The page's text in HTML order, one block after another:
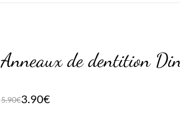
Anneaux de dentition
5.90€3.90€